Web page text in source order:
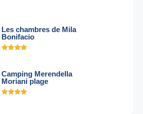
Les chambres de Mila
Bonifacio
Camping Merendella
Moriani plage